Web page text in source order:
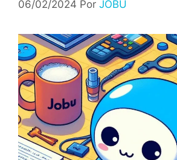
06/02/2024 Por JOBU